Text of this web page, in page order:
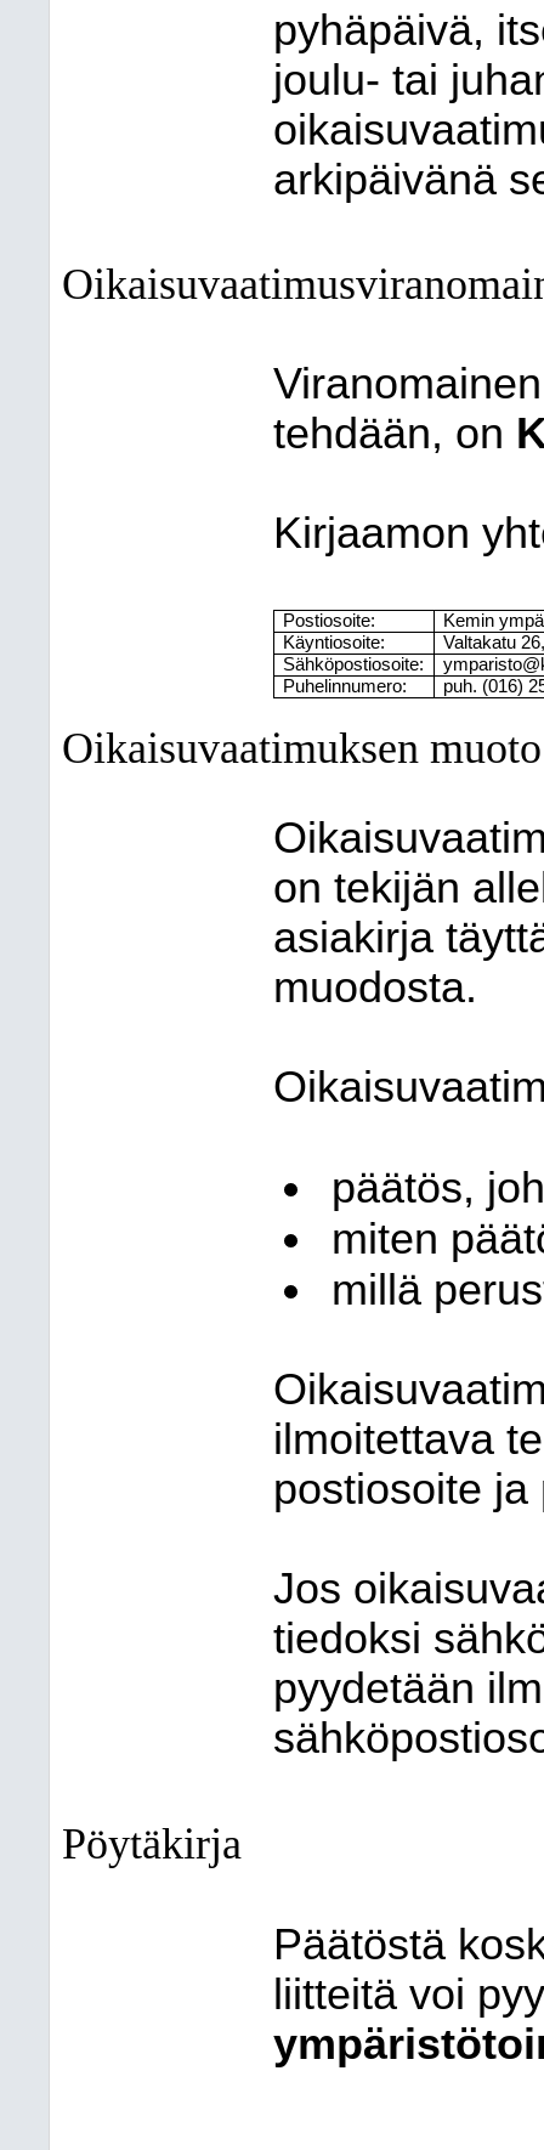
pyhäpäivä,
joulu- tai
arkipäivänä
tehdään, on
Kirjaamon
Postiosoite:
Kemin
Käyntiosoite:
Valtakatu
Sähköpostiosoite:
Puhelinnumero:
puh. (016)
Oikaisuvaatimuksen
on tekijän
asiakirja
muodosta.
päätös,
miten
millä
ilmoitettava
postiosoite
Jos
tiedoksi
pyydetään
Pöytäkirja
Päätöstä
liitteitä voi